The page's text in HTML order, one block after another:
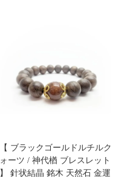
【 ブラックゴールドルチルク
ォーツ / 神代楢 ブレスレット
】 針状結晶 銘木 天然石 金運